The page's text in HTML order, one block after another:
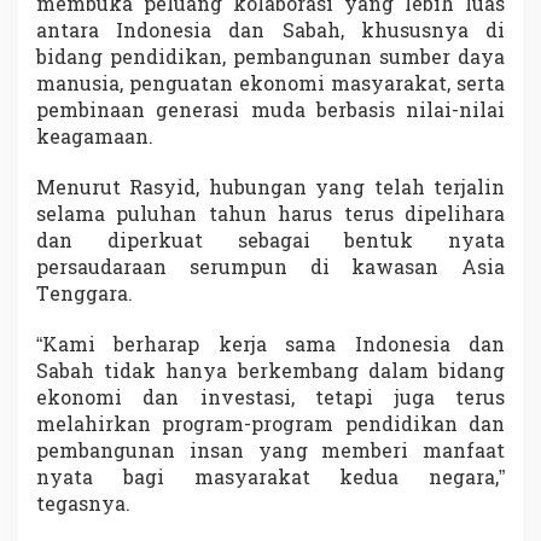
membuka peluang kolaborasi yang lebih luas
antara Indonesia dan Sabah, khususnya di
bidang pendidikan, pembangunan sumber daya
manusia, penguatan ekonomi masyarakat, serta
pembinaan generasi muda berbasis nilai-nilai
keagamaan.
Menurut Rasyid, hubungan yang telah terjalin
selama puluhan tahun harus terus dipelihara
dan diperkuat sebagai bentuk nyata
persaudaraan serumpun di kawasan Asia
Tenggara.
“Kami berharap kerja sama Indonesia dan
Sabah tidak hanya berkembang dalam bidang
ekonomi dan investasi, tetapi juga terus
melahirkan program-program pendidikan dan
pembangunan insan yang memberi manfaat
nyata bagi masyarakat kedua negara,”
tegasnya.